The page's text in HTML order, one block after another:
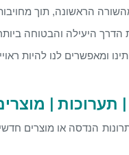
הראשונה, תוך
הדרך היעילה והבטוחה
ומאפשרים לנו להיות
|
הנדסה או מוצרים